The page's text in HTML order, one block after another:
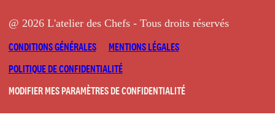
@ 2026 L'atelier des Chefs - Tous droits réservés
CONDITIONS GÉNÉRALES
MENTIONS LÉGALES
POLITIQUE DE CONFIDENTIALITÉ
MODIFIER MES PARAMÈTRES DE CONFIDENTIALITÉ